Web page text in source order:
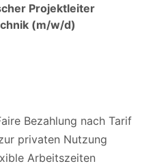
Projektleiter
(m/w/d)
Bezahlung nach Tarif
privaten Nutzung
Arbeitszeiten